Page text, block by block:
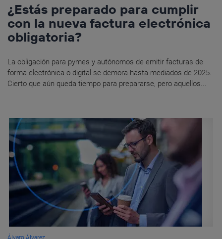
¿Estás preparado para cumplir
con la nueva factura electrónica
obligatoria?
La obligación para pymes y autónomos de emitir facturas de
forma electrónica o digital se demora hasta mediados de 2025.
Cierto que aún queda tiempo para prepararse, pero aquellos...